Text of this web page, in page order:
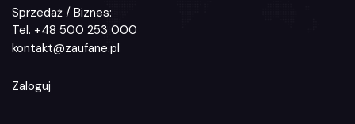
Sprzedaż / Biznes:
Tel. +48 500 253 000
kontakt@zaufane.pl
Zaloguj